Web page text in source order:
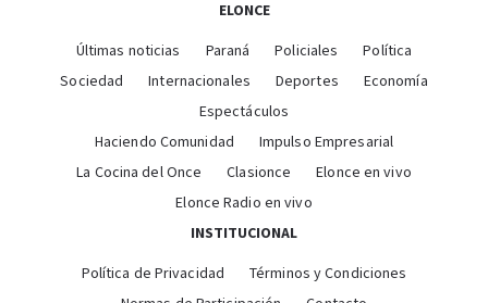
ELONCE
Últimas noticias Paraná Policiales
Política
Sociedad
Internacionales Deportes
Economía
Espectáculos
Haciendo Comunidad
Impulso Empresarial
La Cocina del Once
Clasionce
Elonce en vivo
Elonce Radio en vivo
INSTITUCIONAL
Política de Privacidad
Términos y Condiciones